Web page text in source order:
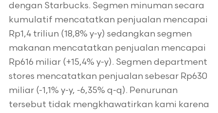
dengan Starbucks. Segmen minuman secara
kumulatif mencatatkan penjualan mencapai
Rp1,4 triliun (18,8% y-y) sedangkan segmen
makanan mencatatkan penjualan mencapai
Rp616 miliar (+15,4% y-y). Segmen department
stores mencatatkan penjualan sebesar Rp630
miliar (-1,1% y-y, -6,35% q-q). Penurunan
tersebut tidak mengkhawatirkan kami karena